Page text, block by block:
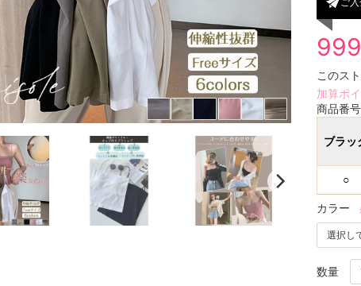
このス
加算ポ
商品番号
ブラッ
○
カラー
数量